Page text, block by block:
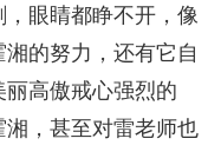
眼睛都睁不开，像
的努力，还有它自
高傲戒心强烈的
，甚至对雷老师也